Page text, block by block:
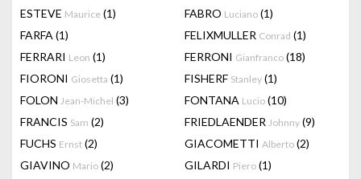
ESTEVE Maurice (1) FABRO Luciano (1)
FARFA (1) FELIXMULLER Conrad (1)
FERRARI Leon (1) FERRONI Gianfranco (18)
FIORONI Giosetta (1) FISHERF Stanley (1)
FOLON Jean-Michel (3) FONTANA Lucio (10)
FRANCIS Sam (2) FRIEDLAENDER Johnny (9)
FUCHS Ernst (2) GIACOMETTI Alberto (2)
GIAVINO Mario (2) GILARDI Piero (1)